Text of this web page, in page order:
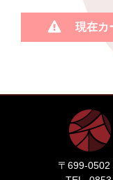
現在カ
〒699-0502